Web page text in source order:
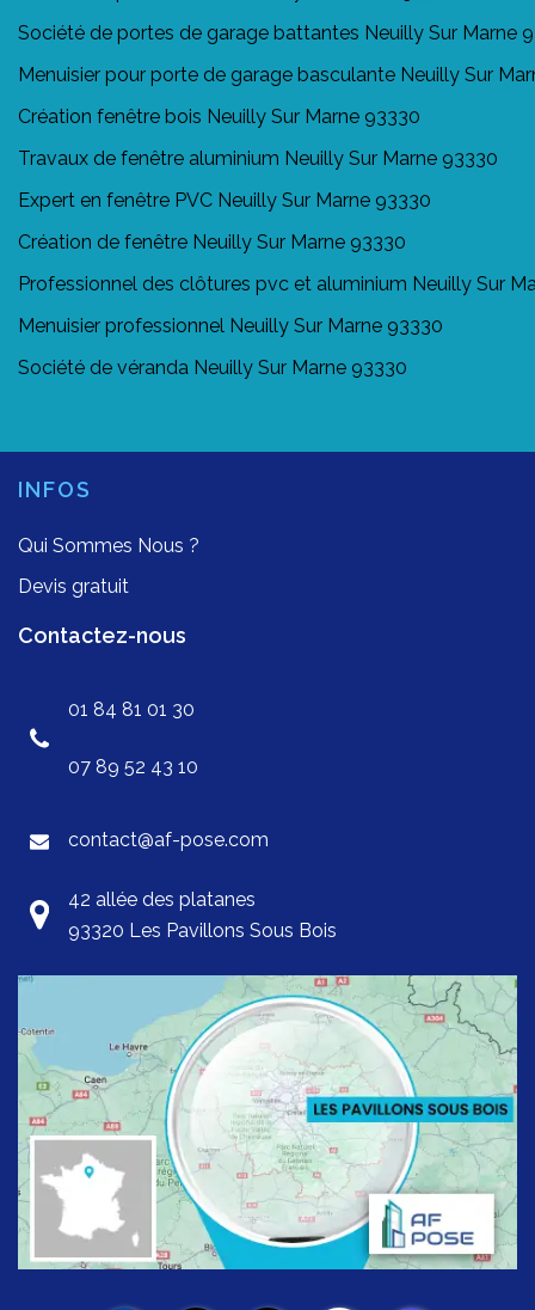
Société de portes de garage battantes Neuilly Sur Marne
Menuisier pour porte de garage basculante Neuilly Sur
Création fenêtre bois Neuilly Sur Marne 93330
Travaux de fenêtre aluminium Neuilly Sur Marne 93330
Expert en fenêtre PVC Neuilly Sur Marne 93330
Création de fenêtre Neuilly Sur Marne 93330
Professionnel des clôtures pvc et aluminium Neuilly Sur
Menuisier professionnel Neuilly Sur Marne 93330
Société de véranda Neuilly Sur Marne 93330
INFOS
Qui Sommes Nous ?
Devis gratuit
Contactez-nous
01 84 81 01 30
07 89 52 43 10
contact@af-pose.com
42 allée des platanes
93320 Les Pavillons Sous Bois